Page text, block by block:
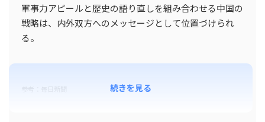
軍事力アピールと歴史の語り直しを組み合わせる中国の
戦略は、内外双方へのメッセージとして位置づけられ
る。
続きを見る